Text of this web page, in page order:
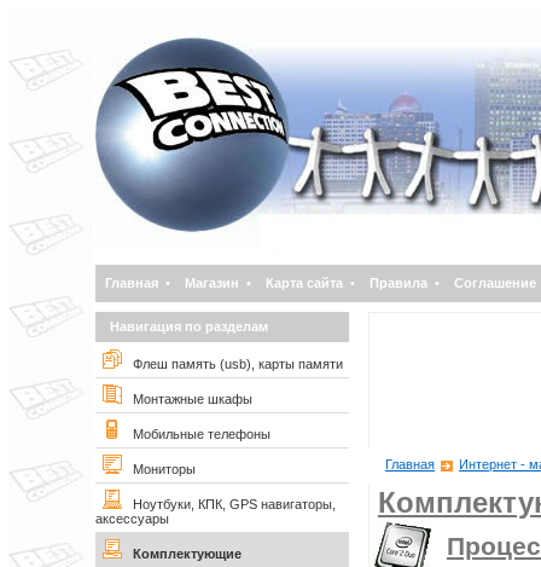
Главная • Магазин • Карта сайта • Правила • Соглашение
Навигация по разделам
Флеш память (usb), карты памяти
Монтажные шкафы
Мобильные телефоны
Мониторы
Ноутбуки, КПК, GPS навигаторы,
аксессуары
Комплектующие
Главная Интернет -